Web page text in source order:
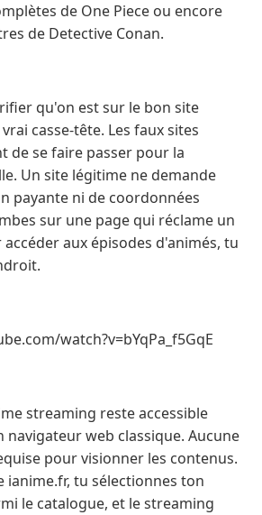
de One Piece ou encore
de Detective Conan.
qu'on est sur le bon site
casse-tête. Les faux sites
de se faire passer pour la
Un site légitime ne demande
payante ni de coordonnées
sur une page qui réclame un
aux épisodes d'animés, tu
watch?v=bYqPa_f5GqE
streaming reste accessible
navigateur web classique. Aucune
pour visionner les contenus.
ianime.fr, tu sélectionnes ton
le catalogue, et le streaming